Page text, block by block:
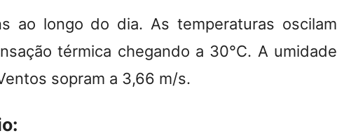
ao longo do dia. As temperaturas oscilam
térmica chegando a 30°C. A umidade
sopram a 3,66 m/s.